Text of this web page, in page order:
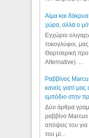
Αίμα και
χώρα, αλλά ο
Εγχώριο
τοκογλύφοι,
Θαρτσερική
Alternative). ...
Ραββίνος
κανείς γιατί
εμπόδιο στην
Δύο άρθρα
ραββίνο
απόψεις του για
του μί...